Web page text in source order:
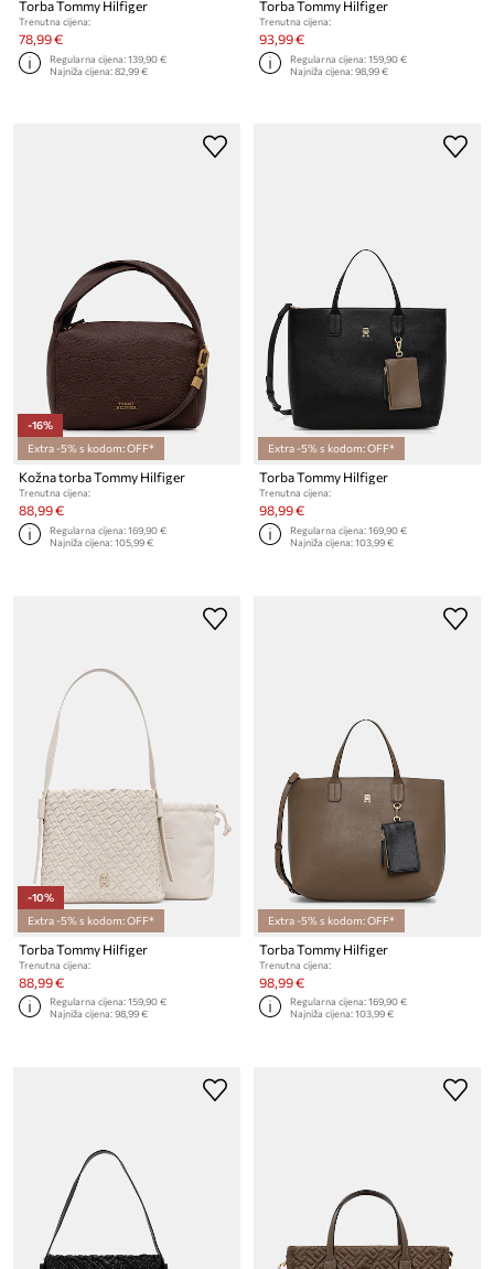
Torba Tommy Hilfiger
Trenutna cijena:
78,99 €
Regularna cijena:139,90 €
Najniža cijena:82,99 €
Torba Tommy Hilfiger
Trenutna cijena:
93,99 €
Regularna cijena:159,90 €
Najniža cijena:98,99 €
-16%
Extra -5% s kodom: OFF*
Kožna torba Tommy Hilfiger
Trenutna cijena:
88,99 €
Regularna cijena:169,90 €
Najniža cijena:105,99 €
Extra -5% s kodom: OFF*
Torba Tommy Hilfiger
Trenutna cijena:
98,99 €
Regularna cijena:169,90 €
Najniža cijena:103,99 €
-10%
Extra -5% s kodom: OFF*
Torba Tommy Hilfiger
Trenutna cijena:
88,99 €
Regularna cijena:159,90 €
Najniža cijena:98,99 €
Extra -5% s kodom: OFF*
Torba Tommy Hilfiger
Trenutna cijena:
98,99 €
Regularna cijena:169,90 €
Najniža cijena:103,99 €